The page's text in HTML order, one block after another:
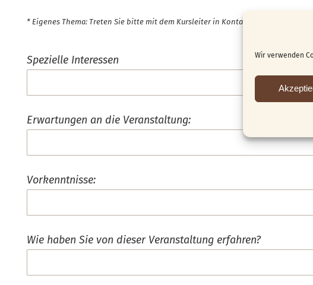
Wir verwenden
* Eigenes Thema: Treten Sie bitte mit dem Kursleiter in Kontakt.
Spezielle Interessen
Erwartungen an die Veranstaltung:
Vorkenntnisse:
Wie haben Sie von dieser Veranstaltung erfahren?